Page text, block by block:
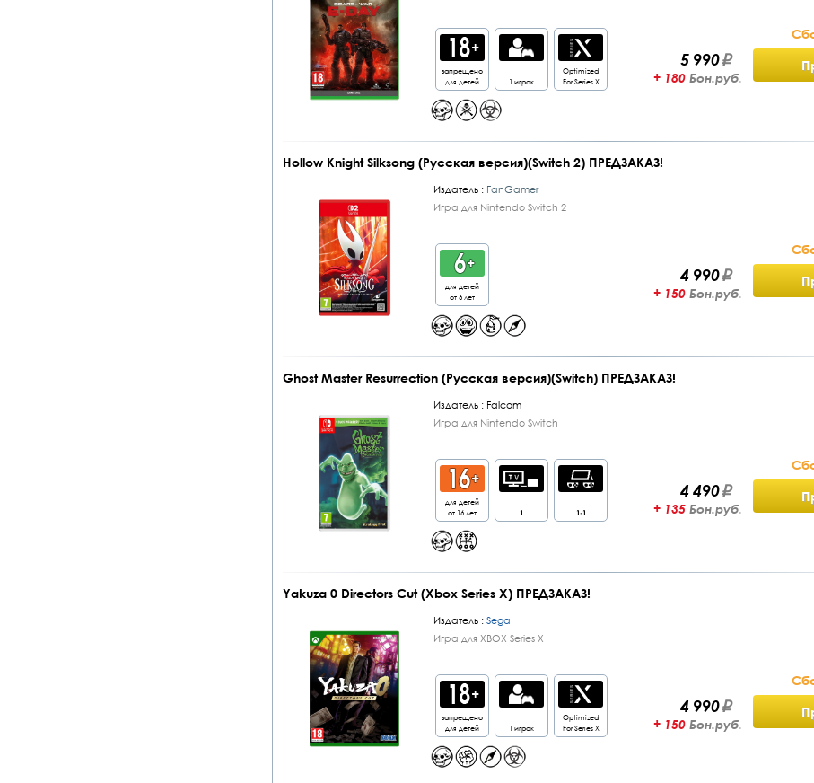
запрещено
для детей
1 игрок
Optimized
For Series X
5 990
+ 180 Бон.руб.
Hollow Knight Silksong (Русская версия)(Switch 2) ПРЕДЗАКАЗ!
Издатель : FanGamer
Игра для Nintendo Switch 2
для детей
от 6 лет
4 990
+ 150 Бон.руб.
Ghost Master Resurrection (Русская версия)(Switch) ПРЕДЗАКАЗ!
Издатель : Falcom
Игра для Nintendo Switch
для детей
от 16 лет
1 1-1
4 490
+ 135 Бон.руб.
Yakuza 0 Directors Cut (Xbox Series X) ПРЕДЗАКАЗ!
Издатель :Sega
Игра для XBOX Series X
запрещено
для детей
1 игрок
Optimized
For Series X
4 990
+ 150 Бон.руб.